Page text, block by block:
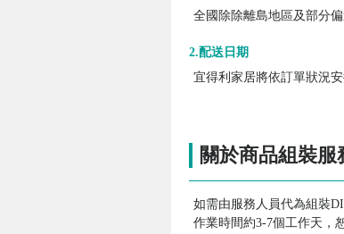
全國除除離島地區及部分
2.配送日期
宜得利家居將依訂單狀況
關於商品組裝服
如需由服務人員代為組裝
作業時間約3-7個工作天，